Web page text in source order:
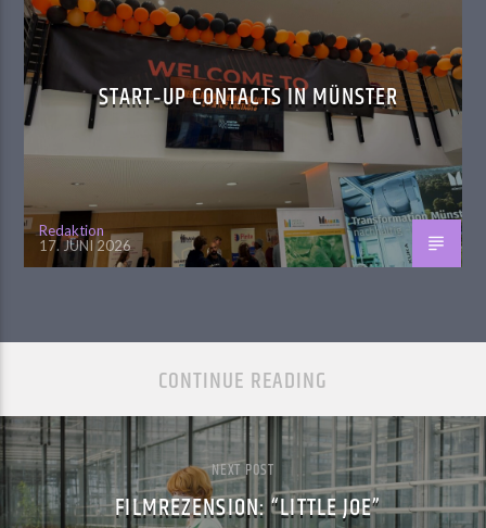
START‑UP CONTACTS IN MÜNSTER
Redaktion
17. JUNI 2026
CONTINUE READING
NEXT POST
FILMREZENSION: “LITTLE JOE”